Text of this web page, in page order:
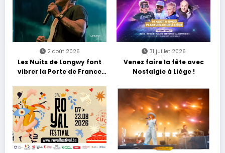
2 août 2026
Les Nuits de Longwy font
vibrer la Porte de France
découvertes et énergie
reggae
31 juillet 2026
Venez faire la fête avec
Nostalgie à Liège !